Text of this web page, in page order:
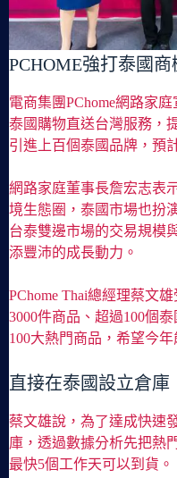
PCHOME強打泰國商
電商集團PChome網路家
泰國購物直送台灣服務，
引進上百個泰國品牌，預
網路家庭董事長詹宏志表
境生態圈，泰國市場也扮
台泰雙邊市場的交易規模
添豐沛的成長動力。
PChome Thai總經理蔡文
3000件商品、超過100個
100大熱門商品，希望今
直接在泰國設立倉庫
蔡文雄說，為了達成快速
庫，透過數據分析先把熱
最快5個工作天可以到貨。